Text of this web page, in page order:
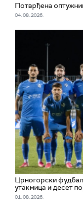
Потврђена
04. 08. 2026.
Црногорски
утакмица и десет
01. 08. 2026.